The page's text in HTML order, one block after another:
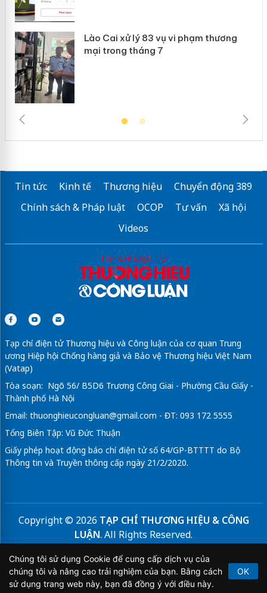
Lào Cai xử lý 83 vụ vi phạm thương
mại trong tháng 7
Tin tức Kinh tế Thương hiệu
Chuyển động 389
Chính sách & Pháp luật
OCOP Tư vấn
Xã hội
Videos
Tạp chí điện tử Thương hiệu và Công luận của cơ quan Trung
ương Hiệp hội Chống hàng giả và Bảo vệ Thương hiệu Việt Nam
(Vatap)
Tòa soạn: Ngõ 56/ B5D6 Trương Công Giai - Phường Cầu Giấy -
Thành phố Hà Nội
Email: thuonghieucongluan@gmail.com - ĐT: 093 172 5555
Tổng Biên Tập: Vũ Đức Thuận
Giấy phép hoạt động báo chí điện tử số 64/GP-BTTTT do Bộ
Thông tin và Truyền thông cấp ngày 21/2/2020.
Copyright © 2026 TẠP CHÍ THƯƠNG HIỆU & CÔNG
LUẬN. All Rights Reserved.
Bản quyền thuộc Tạp chí Thương hiệu và Công luận. Cấm
sao chép dưới mọi hình thức nếu không có sự chấp thuận
bằng văn bản.
Chúng tôi sử dụng Cookie để cung cấp dịch vụ của
chúng tôi và nâng cao trải nghiệm của bạn. Bằng cách
sử dụng trang web này, bạn đã đồng ý với điều này.
OK